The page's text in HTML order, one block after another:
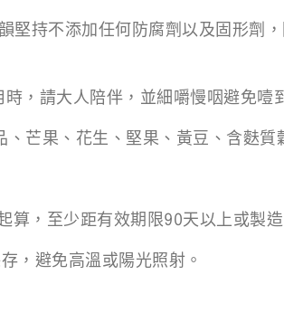
堅持不添加任何防腐劑以及固形劑
，請大人陪伴，並細嚼慢咽避免噎
芒果、花生、堅果、黃豆、含麩質
算，至少距有效期限90天以上或製
，避免高溫或陽光照射。